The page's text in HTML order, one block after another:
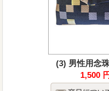
(3) 男性用念
1,500 円